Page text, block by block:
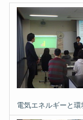
電気エネルギーと